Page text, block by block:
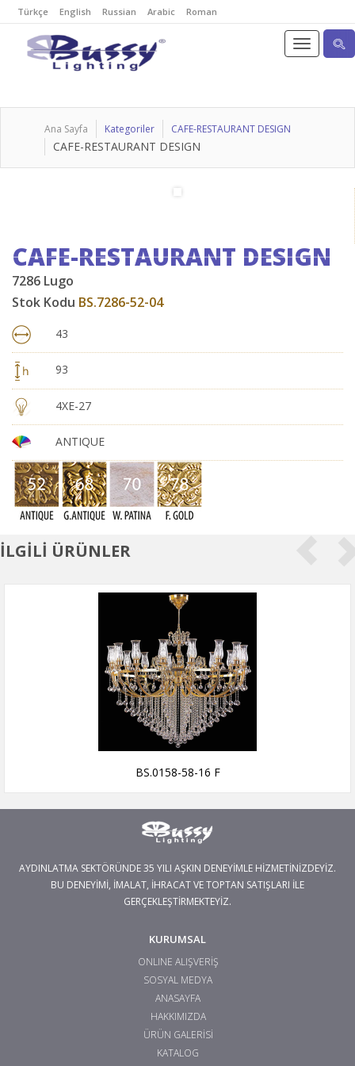
Türkçe English Russian Arabic Roman
Ana Sayfa Kategoriler CAFE-RESTAURANT DESIGN
CAFE-RESTAURANT DESIGN
CAFE-RESTAURANT DESIGN
7286 Lugo
Stok Kodu BS.7286-52-04
43
93
4XE-27
ANTIQUE
İLGİLİ ÜRÜNLER
BS.0158-58-16 F
AYDINLATMA SEKTÖRÜNDE 35 YILI AŞKIN DENEYİMLE HİZMETİNİZDEYİZ.
BU DENEYİMİ, İMALAT, İHRACAT VE TOPTAN SATIŞLARI İLE
GERÇEKLEŞTİRMEKTEYİZ.
KURUMSAL
ONLINE ALIŞVERİŞ
SOSYAL MEDYA
ANASAYFA
HAKKIMIZDA
ÜRÜN GALERİSİ
KATALOG